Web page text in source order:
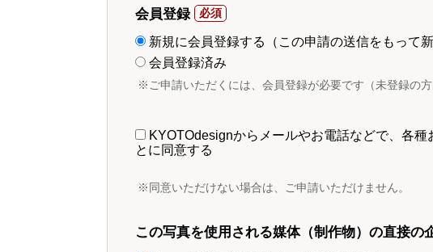
会員登録
新規に会員登録する（この申請の送信をもって
会員登録済み
※ご申請いただくには、会員登録が必要です（未登録の
KYOTOdesignからメールやお電話などで、各
とに同意する
※同意いただけない場合は、ご申請いただけません。
この写真を使用される媒体（制作物）の直接の